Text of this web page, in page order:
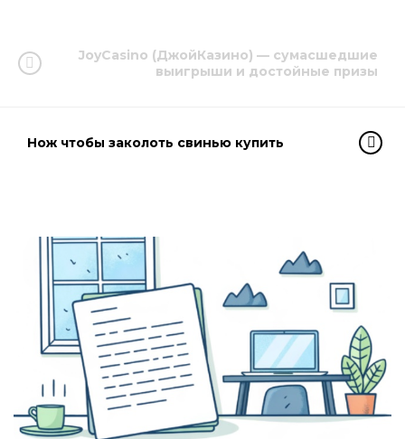
JoyCasino (ДжойКазино) — сумасшедшие
выигрыши и достойные призы
Нож чтобы заколоть свинью купить